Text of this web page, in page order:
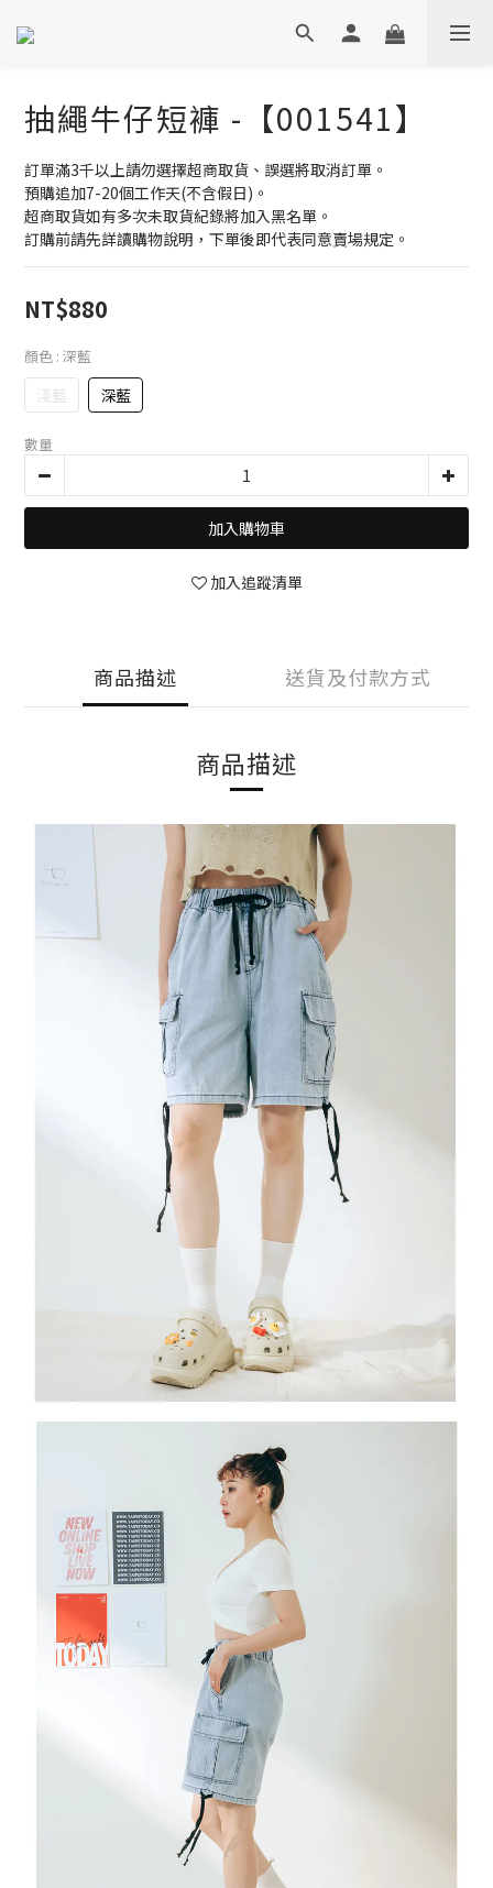
抽繩牛仔短褲 -【001541】
訂單滿3千以上請勿選擇超商取貨、誤選將取消訂單。
預購追加7-20個工作天(不含假日)。
超商取貨如有多次未取貨紀錄將加入黑名單。
訂購前請先詳讀購物說明，下單後即代表同意賣場規定。
NT$880
顏色 : 深藍
淺藍 深藍
數量
加入購物車
加入追蹤清單
商品描述 送貨及付款方式
商品描述